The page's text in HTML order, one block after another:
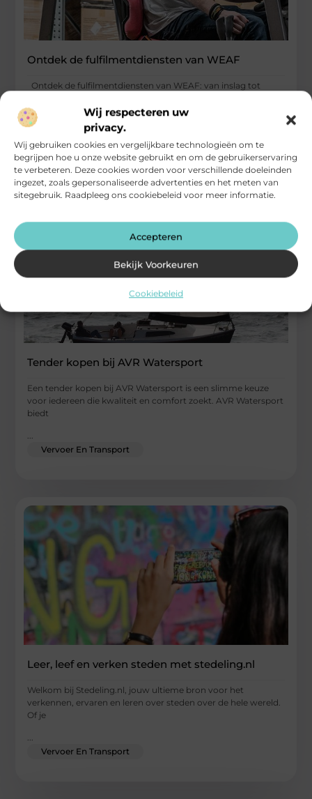
Wij respecteren uw
privacy.
Wij gebruiken cookies en vergelijkbare technologieën om te
begrijpen hoe u onze website gebruikt en om de gebruikerservaring
te verbeteren. Deze cookies worden voor verschillende doeleinden
ingezet, zoals gepersonaliseerde advertenties en het meten van
sitegebruik. Raadpleeg ons cookiebeleid voor meer informatie.
Accepteren
Bekijk Voorkeuren
Cookiebeleid
Ontdek de fulfilmentdiensten van WEAF
Ontdek de fulfilmentdiensten van WEAF: van inslag tot
bijzaak meer, maar een
Vervoer En Transport
Tender kopen bij AVR Watersport
Een tender kopen bij AVR Watersport is een slimme keuze
voor iedereen die kwaliteit en comfort zoekt. AVR Watersport
biedt
Vervoer En Transport
Leer, leef en verken steden met stedeling.nl
Welkom bij Stedeling.nl, jouw ultieme bron voor het
verkennen, ervaren en leren over steden over de hele wereld.
Of je
...
Vervoer En Transport